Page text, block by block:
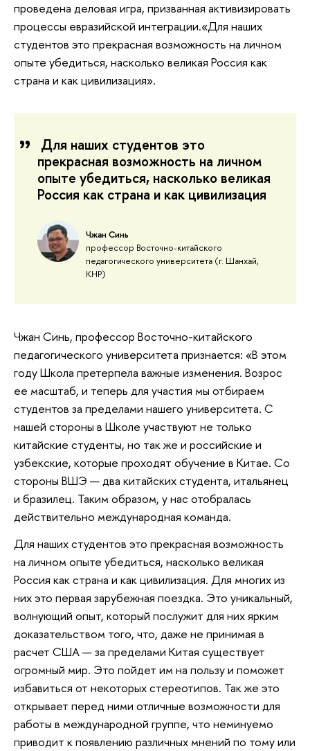
проведена деловая игра, призванная активизировать
процессы евразийской интеграции.«Для наших
студентов это прекрасная возможность на личном
опыте убедиться, насколько великая Россия как
страна и как цивилизация».
Для наших студентов это
прекрасная возможность на личном
опыте убедиться, насколько великая
Россия как страна и как цивилизация
Чжан Синь
профессор Восточно-китайского
педагогического университета (г. Шанхай,
КНР)
Чжан Синь, профессор Восточно-китайского
педагогического университета признается: «В этом
году Школа претерпела важные изменения. Возрос
ее масштаб, и теперь для участия мы отбираем
студентов за пределами нашего университета. С
нашей стороны в Школе участвуют не только
китайские студенты, но так же и российские и
узбекские, которые проходят обучение в Китае. Со
стороны ВШЭ — два китайских студента, итальянец
и бразилец. Таким образом, у нас отобралась
действительно международная команда.
Для наших студентов это прекрасная возможность
на личном опыте убедиться, насколько великая
Россия как страна и как цивилизация. Для многих из
них это первая зарубежная поездка. Это уникальный,
волнующий опыт, который послужит для них ярким
доказательством того, что, даже не принимая в
расчет США — за пределами Китая существует
огромный мир. Это пойдет им на пользу и поможет
избавиться от некоторых стереотипов. Так же это
открывает перед ними отличные возможности для
работы в международной группе, что неминуемо
приводит к появлению различных мнений по тому или